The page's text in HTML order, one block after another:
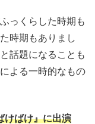
っくらした時期も
時期もありまし
話題になることも
よる一時的なもの
けばけ』に出演